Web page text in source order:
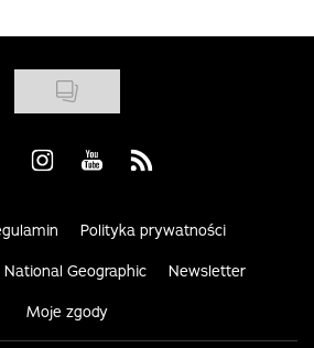
us on Facebook
Visit us on Instagram
Visit us on Youtube
Visit us on Rss
Polityka prywatności
Geographic Newsletter
Moje zgody